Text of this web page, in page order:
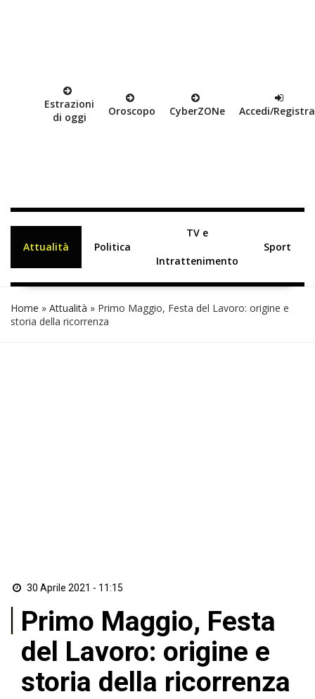
Estrazioni
di oggi
Oroscopo CyberZONe Accedi/
Attualità Politica
TV e
Intrattenimento
Sport
Home » Attualità » Primo Maggio, Festa del Lavoro: origine e
storia della ricorrenza
30 Aprile 2021 - 11:15
Primo Maggio, Festa
del Lavoro: origine e
storia della ricorrenza